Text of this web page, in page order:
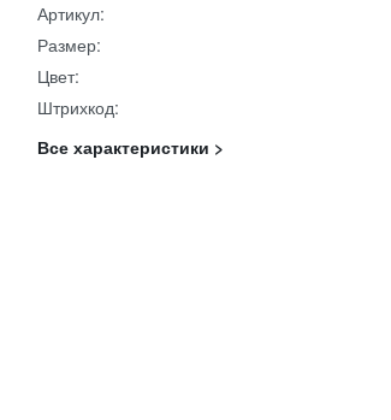
Артикул:
Размер:
Цвет:
Штрихкод:
Все характеристики >